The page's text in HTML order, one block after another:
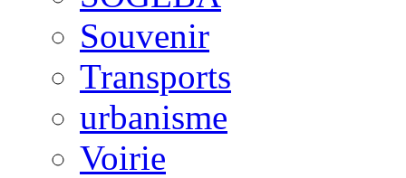
Souvenir
Transports
urbanisme
Voirie